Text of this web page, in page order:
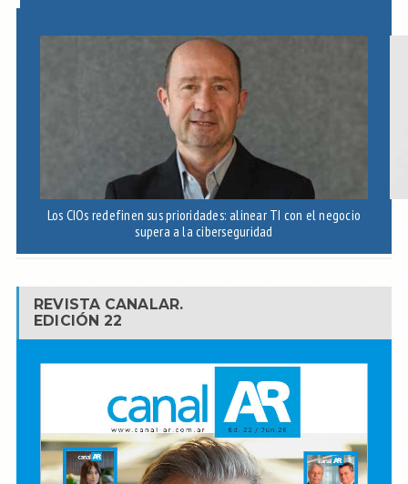
Los CIOs redefinen sus prioridades: alinear TI con el negocio
supera a la ciberseguridad
REVISTA CANALAR.
EDICIÓN 22